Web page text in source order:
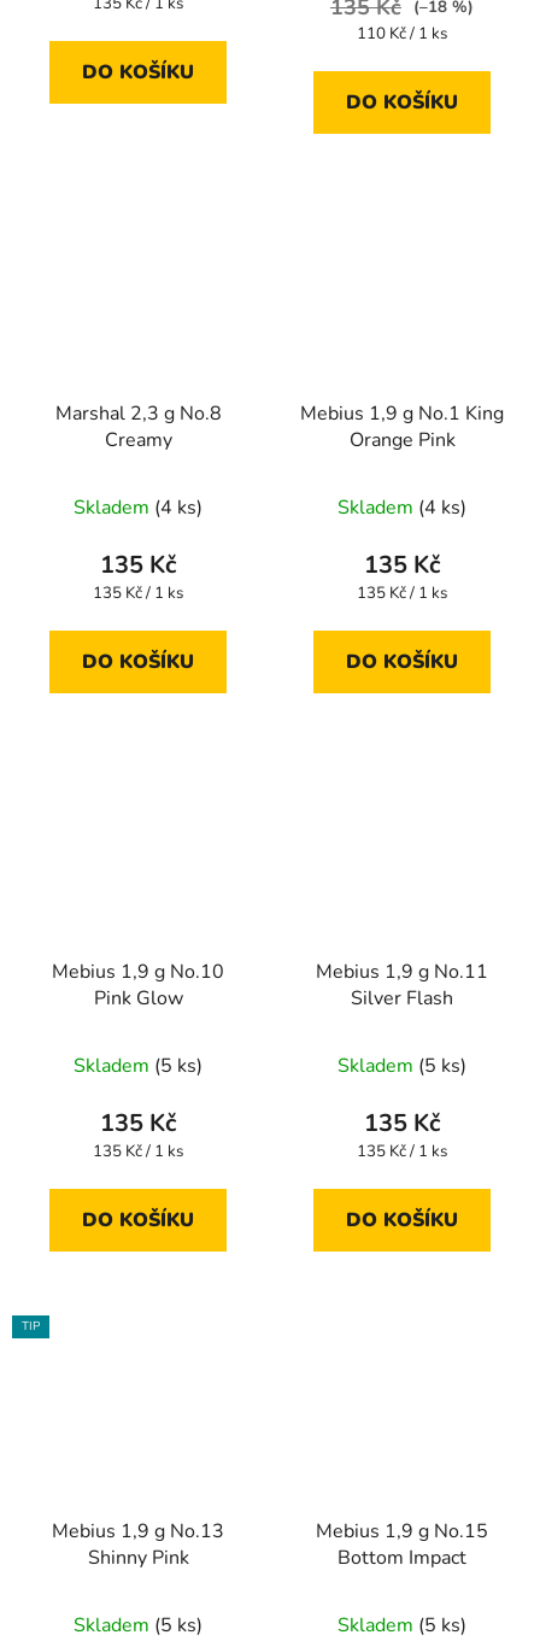
DO KOŠÍKU
135 Kč
(–18 %)
Měrná
110 Kč / 1 ks
DO KOŠÍKU
Marshal 2,3 g No.8
Creamy
Skladem (4 ks)
135 Kč
Měrná
135 Kč / 1 ks
DO KOŠÍKU
Mebius 1,9 g No.1 King
Orange Pink
Skladem (4 ks)
135 Kč
Měrná
135 Kč / 1 ks
DO KOŠÍKU
Mebius 1,9 g No.10
Pink Glow
Skladem (5 ks)
135 Kč
Měrná
135 Kč / 1 ks
DO KOŠÍKU
Mebius 1,9 g No.11
Silver Flash
Skladem (5 ks)
135 Kč
Měrná
135 Kč / 1 ks
DO KOŠÍKU
TIP
Mebius 1,9 g No.13
Shinny Pink
Skladem (5 ks)
Mebius 1,9 g No.15
Bottom Impact
Skladem (5 ks)